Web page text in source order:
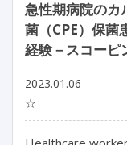
急性期病院のカ
菌（CPE）保菌
経験－スコーピ
2023.01.06
☆